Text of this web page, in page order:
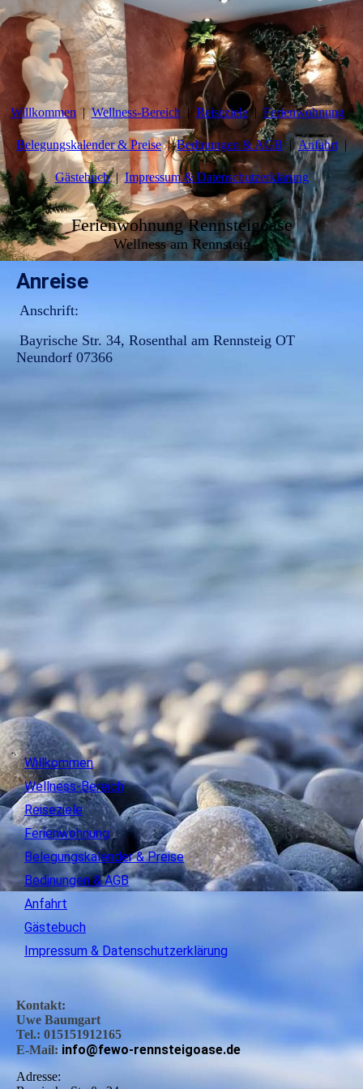
Willkommen Wellness-Bereich Reiseziele Ferienwohnung
Belegungskalender & Preise Bedinungen & AGB Anfahrt
Gästebuch Impressum & Datenschutzerklärung
Ferienwohnung Rennsteigoase
Wellness am Rennsteig
Anreise
Anschrift:
Bayrische Str. 34, Rosenthal am Rennsteig OT
Neundorf 07366
Willkommen
Wellness-Bereich
Reiseziele
Ferienwohnung
Belegungskalender & Preise
Bedinungen & AGB
Anfahrt
Gästebuch
Impressum & Datenschutzerklärung
Kontakt:
Uwe Baumgart
Tel.: 015151912165
E-Mail: info@fewo-rennsteigoase.de
Adresse: